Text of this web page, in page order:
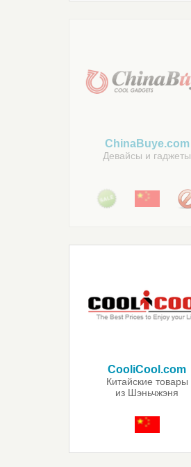
ChinaBuye.com
Девайсы и гаджеты
CooliCool.com
Китайские товары
из Шэньчжэня